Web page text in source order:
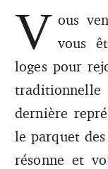
Une machine
orage au-dessus
spectacle vivant
à tout et
V ous
vous
loges pour
traditionnelle
dernière
le parquet
résonne et